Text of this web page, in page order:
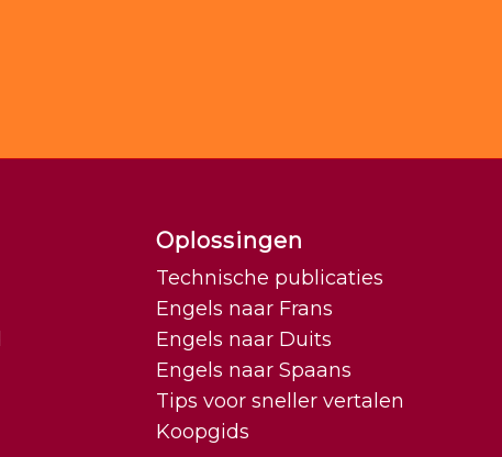
Oplossingen
Technische publicaties
Engels naar Frans
Engels naar Duits
Engels naar Spaans
Tips voor sneller vertalen
Koopgids